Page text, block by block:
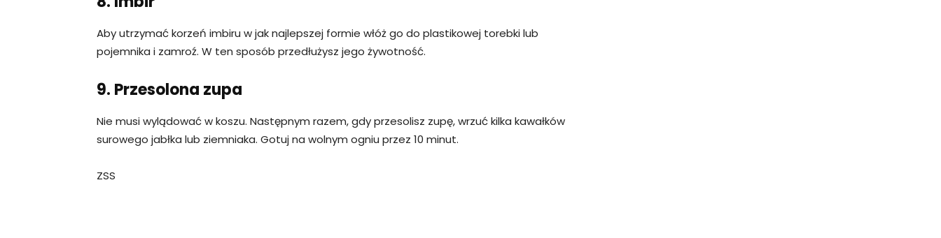
Aby utrzymać korzeń imbiru w jak najlepszej formie włóż go do plastikowej torebki lub
pojemnika i zamroź. W ten sposób przedłużysz jego żywotność.
9. Przesolona zupa
Nie musi wylądować w koszu. Następnym razem, gdy przesolisz zupę, wrzuć kilka kawałków
surowego jabłka lub ziemniaka. Gotuj na wolnym ogniu przez 10 minut.
ZSS